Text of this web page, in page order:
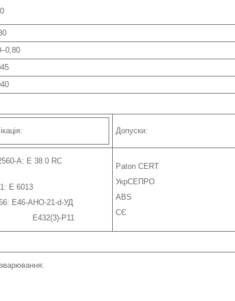
Допуски:
A: E 38 0 RC
E 6013
Е46-АНО-21-d-УД
Р11
Paton CERT
УкрСЕПРО
ABS
СЄ